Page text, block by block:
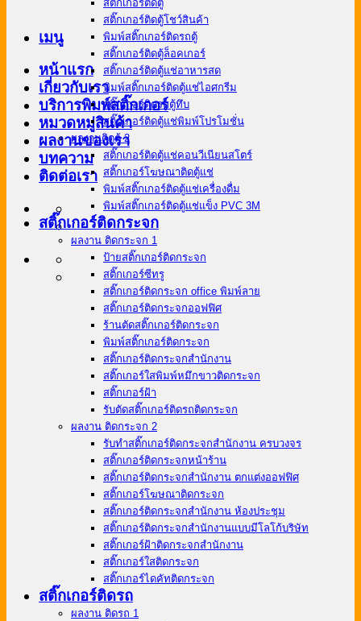
เมนู
หน้าแรก
เกี่ยวกับเรา
บริการพิมพ์สติ๊กเกอร์
หมวดหมู่สินค้า
ผลงานของเรา
บทความ
ติดต่อเรา
สติ๊กเกอร์ติดตู้
สติ๊กเกอร์ติดตู้โชว์สินค้า
พิมพ์สติ๊กเกอร์ติดรถตู้
สติ๊กเกอร์ติดตู้ล็อคเกอร์
สติ๊กเกอร์ติดตู้แช่อาหารสด
พิมพ์สติ๊กเกอร์ติดตู้แช่ไอศกรีม
สติ๊กเกอร์ติดรถตู้ทึบ
สติ๊กเกอร์ติดตู้แช่พิมพ์โปรโมชั่น
ผลงานติดตู้ 2
สติ๊กเกอร์ติดตู้แช่คอนวีเนียนสโตร์
สติ๊กเกอร์โฆษณาติดตู้แช่
พิมพ์สติ๊กเกอร์ติดตู้แช่เครื่องดื่ม
พิมพ์สติ๊กเกอร์ติดตู้แช่แข็ง PVC 3M
สติ๊กเกอร์ติดกระจก
ผลงาน ติดกระจก 1
ป้ายสติ๊กเกอร์ติดกระจก
สติ๊กเกอร์ซีทรู
สติ๊กเกอร์ติดกระจก office พิมพ์ลาย
สติ๊กเกอร์ติดกระจกออฟฟิศ
ร้านตัดสติ๊กเกอร์ติดกระจก
พิมพ์สติ๊กเกอร์ติดกระจก
สติ๊กเกอร์ติดกระจกสำนักงาน
สติ๊กเกอร์ใสพิมพ์หมึกขาวติดกระจก
สติ๊กเกอร์ฝ้า
รับตัดสติ๊กเกอร์ติดรถติดกระจก
ผลงาน ติดกระจก 2
รับทำสติ๊กเกอร์ติดกระจกสำนักงาน ครบวงจร
สติ๊กเกอร์ติดกระจกหน้าร้าน
สติ๊กเกอร์ติดกระจกสำนักงาน ตกแต่งออฟฟิศ
สติ๊กเกอร์โฆษณาติดกระจก
สติ๊กเกอร์ติดกระจกสำนักงาน ห้องประชุม
สติ๊กเกอร์ติดกระจกสำนักงานแบบมีโลโก้บริษัท
สติ๊กเกอร์ฝ้าติดกระจกสำนักงาน
สติ๊กเกอร์ใสติดกระจก
สติ๊กเกอร์ไดคัทติดกระจก
สติ๊กเกอร์ติดรถ
ผลงาน ติดรถ 1